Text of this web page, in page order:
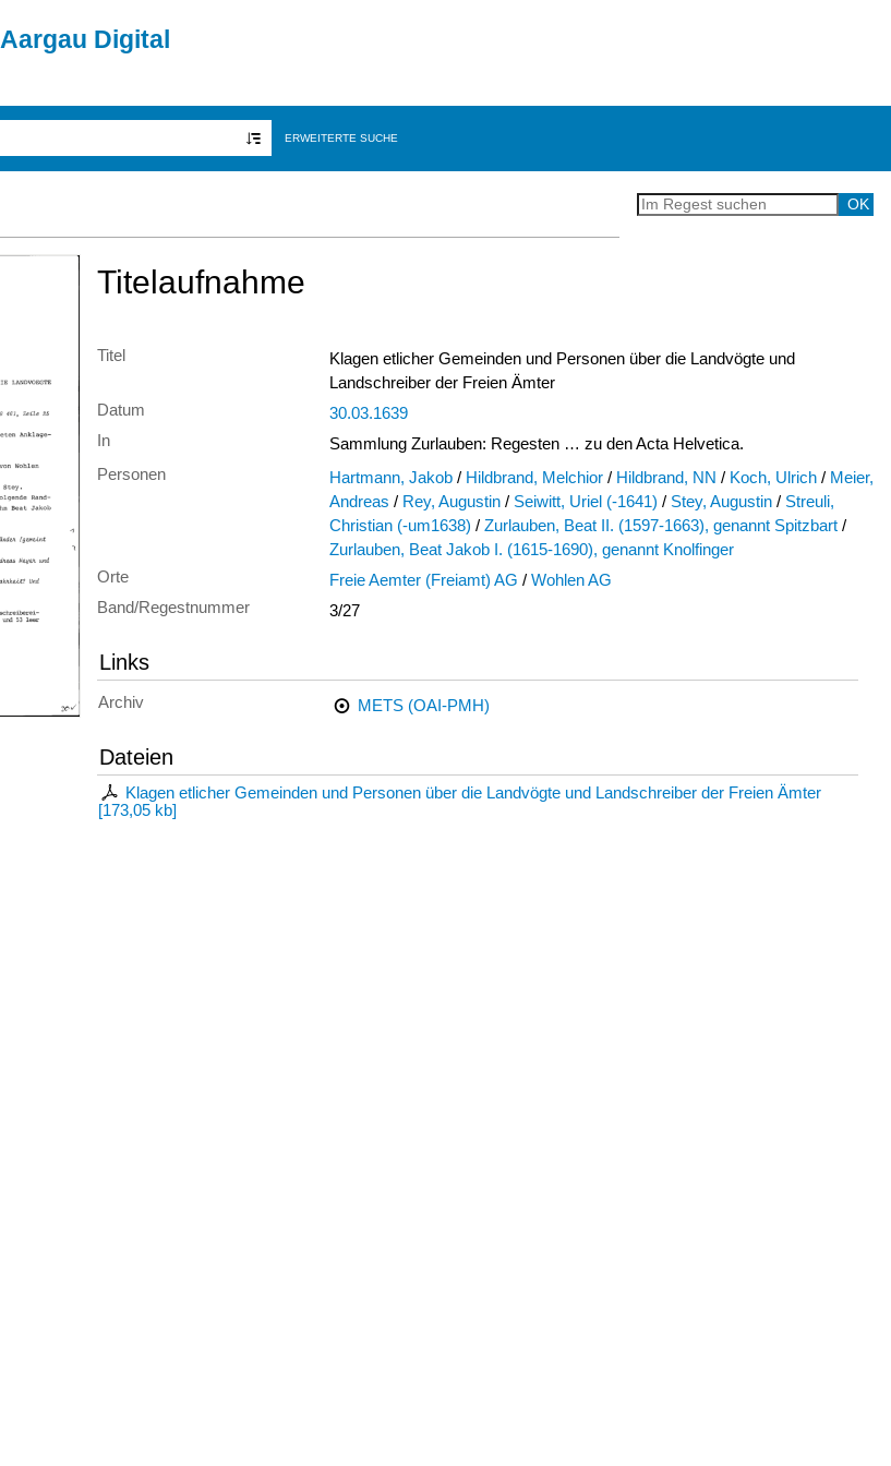
Aargau Digital
ERWEITERTE SUCHE
Titelaufnahme
Titel
Klagen etlicher Gemeinden und Personen über die Landvögte und
Landschreiber der Freien Ämter
Datum
30.03.1639
In
Sammlung Zurlauben: Regesten … zu den Acta Helvetica.
Personen
Hartmann, Jakob / Hildbrand, Melchior / Hildbrand, NN / Koch, Ulrich / Meier,
Andreas / Rey, Augustin / Seiwitt, Uriel (-1641) / Stey, Augustin / Streuli,
Christian (-um1638) / Zurlauben, Beat II. (1597-1663), genannt Spitzbart /
Zurlauben, Beat Jakob I. (1615-1690), genannt Knolfinger
Orte
Freie Aemter (Freiamt) AG / Wohlen AG
Band/Regestnummer
3/27
Links
Archiv METS (OAI-PMH)
Dateien
Klagen etlicher Gemeinden und Personen über die Landvögte und Landschreiber der Freien Ämter
[173,05 kb]